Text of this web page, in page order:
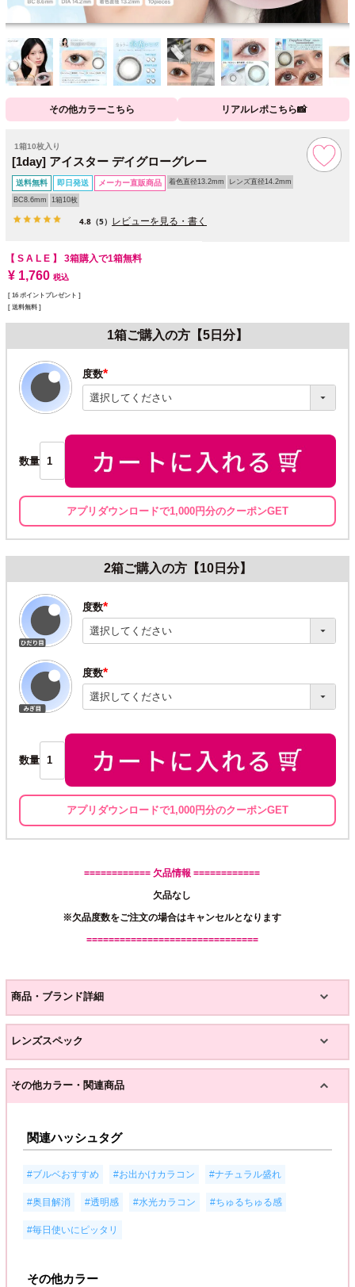
その他カラーこちら リアルレポこちら📸
1箱10枚入り
[1day] アイスター デイグローグレー
送料無料 即日発送 メーカー直販商品 着色直径13.2mm レンズ直径14.2mm
BC8.6mm 1箱10枚
4.8 （5） レビューを見る・書く
【 S A L E 】 3箱購入で1箱無料
¥ 1,760 税込
[ 16 ポイントプレゼント ]
送料無料
1箱ご購入の方【5日分】
度数
(必
須)
数量
アプリダウンロードで1,000円分のクーポンGET
2箱ご購入の方【10日分】
度数
(必
須)
度数
(必
須)
数量
アプリダウンロードで1,000円分のクーポンGET
============ 欠品情報 ============
欠品なし
※欠品度数をご注文の場合はキャンセルとなります
===============================
商品・ブランド詳細
レンズスペック
その他カラー・関連商品
関連ハッシュタグ
#ブルベおすすめ #お出かけカラコン #ナチュラル盛れ
#奥目解消 #透明感 #水光カラコン #ちゅるちゅる感
#毎日使いにピッタリ
その他カラー